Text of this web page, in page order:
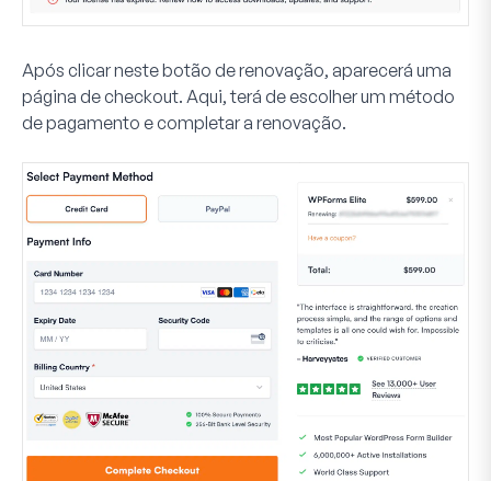
Após clicar neste botão de renovação, aparecerá uma
página de checkout. Aqui, terá de escolher um método
de pagamento e completar a renovação.